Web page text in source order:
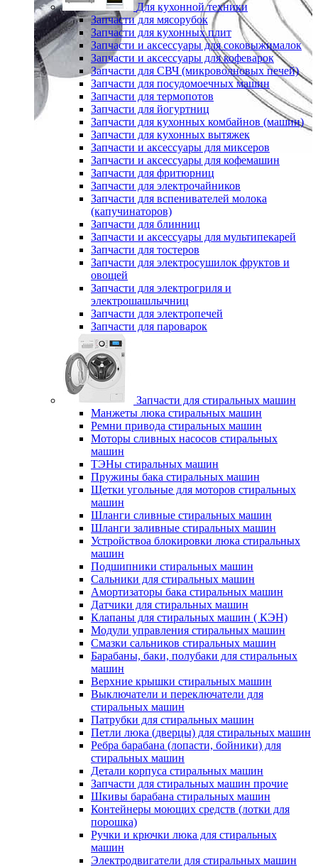
Для кухонной техники
Запчасти для мясорубок
Запчасти для кухонных плит
Запчасти и аксессуары для соковыжималок
Запчасти и аксессуары для кофеварок
Запчасти для СВЧ (микроволновых печей)
Запчасти для посудомоечных машин
Запчасти для термопотов
Запчасти для йогуртниц
Запчасти для кухонных комбайнов (машин)
Запчасти для кухонных вытяжек
Запчасти и аксессуары для миксеров
Запчасти и аксессуары для кофемашин
Запчасти для фритюрниц
Запчасти для электрочайников
Запчасти для вспенивателей молока
(капучинаторов)
Запчасти для блинниц
Запчасти и аксессуары для мультипекарей
Запчасти для тостеров
Запчасти для электросушилок фруктов и
овощей
Запчасти для электрогриля и
электрошашлычниц
Запчасти для электропечей
Запчасти для пароварок
Запчасти для стиральных машин
Манжеты люка стиральных машин
Ремни привода стиральных машин
Моторы сливных насосов стиральных
машин
ТЭНы стиральных машин
Пружины бака стиральных машин
Щетки угольные для моторов стиральных
машин
Шланги сливные стиральных машин
Шланги заливные стиральных машин
Устройствоа блокировки люка стиральных
машин
Подшипники стиральных машин
Сальники для стиральных машин
Амортизаторы бака стиральных машин
Датчики для стиральных машин
Клапаны для стиральных машин ( КЭН)
Модули управления стиральных машин
Смазки сальников стиральных машин
Барабаны, баки, полубаки для стиральных
машин
Верхние крышки стиральных машин
Выключатели и переключатели для
стиральных машин
Патрубки для стиральных машин
Петли люка (дверцы) для стиральных машин
Ребра барабана (лопасти, бойники) для
стиральных машин
Детали корпуса стиральных машин
Запчасти для стиральных машин прочие
Шкивы барабана стиральных машин
Контейнеры моющих средств (лотки для
порошка)
Ручки и крючки люка для стиральных
машин
Электродвигатели для стиральных машин